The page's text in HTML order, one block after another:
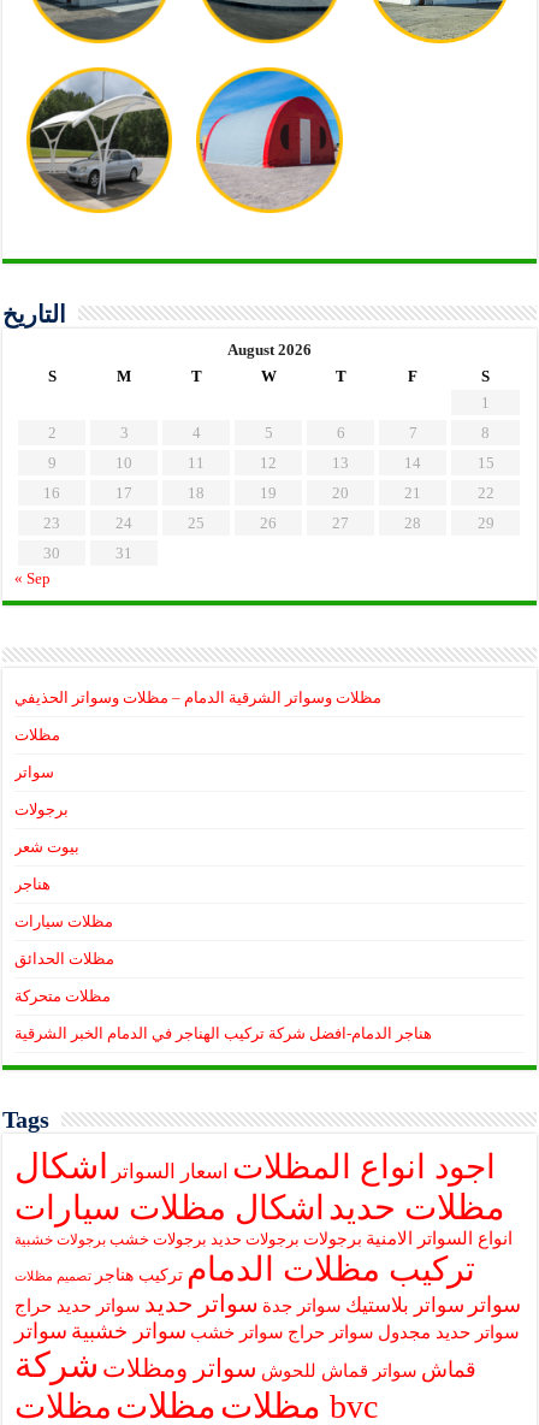
التاريخ
August 2026
S
M T W T F
S
1
2
3 4 5 6 7
8
9
10 11 12 13 14
15
16
17 18 19 20 21
22
23
24 25 26 27 28
29
30
31
« Sep
مظلات وسواتر الشرقية الدمام – مظلات وسواتر الحذيفي
مظلات
سواتر
برجولات
بيوت شعر
هناجر
مظلات سيارات
مظلات الحدائق
مظلات متحركة
هناجر الدمام-افضل شركة تركيب الهناجر في الدمام الخبر الشرقية
Tags
اجود انواع المظلات اسعار السواتر
اشكال
مظلات حديد اشكال مظلات سيارات
انواع السواتر الامنية برجولات برجولات حديد برجولات خشب برجولات خشبية
تركيب مظلات الدمام تركيب هناجر تصميم مظلات
سواتر سواتر بلاستيك سواتر جدة سواتر حديد سواتر حديد حراج
سواتر حديد مجدول سواتر حراج سواتر خشب سواتر خشبية سواتر
قماش سواتر قماش للحوش سواتر ومظلات شركة
مظلاتمظلات
مظلات bvc